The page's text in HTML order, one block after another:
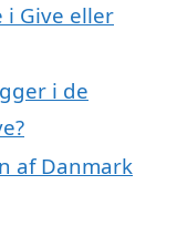
Give eller
i de
af Danmark